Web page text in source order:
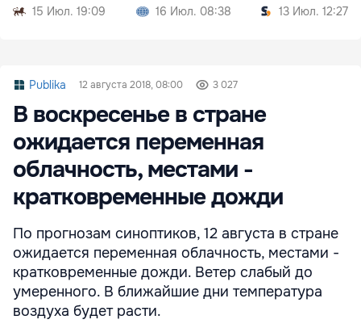
15 Июл. 19:09
16 Июл. 08:38
13 Июл. 12:27
Publika 12 августа 2018, 08:00 3 027
В воскресенье в стране
ожидается переменная
облачность, местами -
кратковременные дожди
По прогнозам синоптиков, 12 августа в стране
ожидается переменная облачность, местами -
кратковременные дожди. Ветер слабый до
умеренного. В ближайшие дни температура
воздуха будет расти.